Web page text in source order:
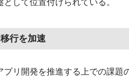
として位置付けられている。
行を加速
プリ開発を推進する上での課題